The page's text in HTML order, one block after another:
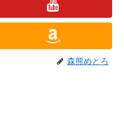
森熊めとろ